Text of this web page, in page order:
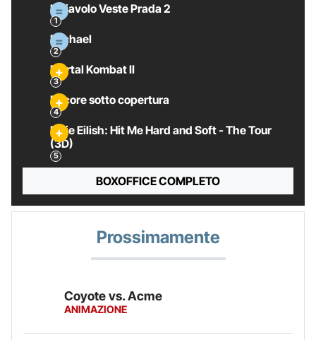
Il Diavolo Veste Prada 2
Michael
Mortal Kombat II
Pecore sotto copertura
Billie Eilish: Hit Me Hard and Soft - The Tour
(3D)
BOXOFFICE COMPLETO
Prossimamente
Coyote vs. Acme
ANIMAZIONE